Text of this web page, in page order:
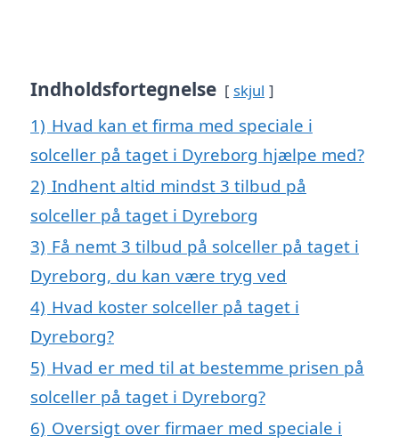
Indholdsfortegnelse skjul
1) Hvad kan et firma med speciale i
solceller på taget i Dyreborg hjælpe med?
2) Indhent altid mindst 3 tilbud på
solceller på taget i Dyreborg
3) Få nemt 3 tilbud på solceller på taget i
Dyreborg, du kan være tryg ved
4) Hvad koster solceller på taget i
Dyreborg?
5) Hvad er med til at bestemme prisen på
solceller på taget i Dyreborg?
6) Oversigt over firmaer med speciale i